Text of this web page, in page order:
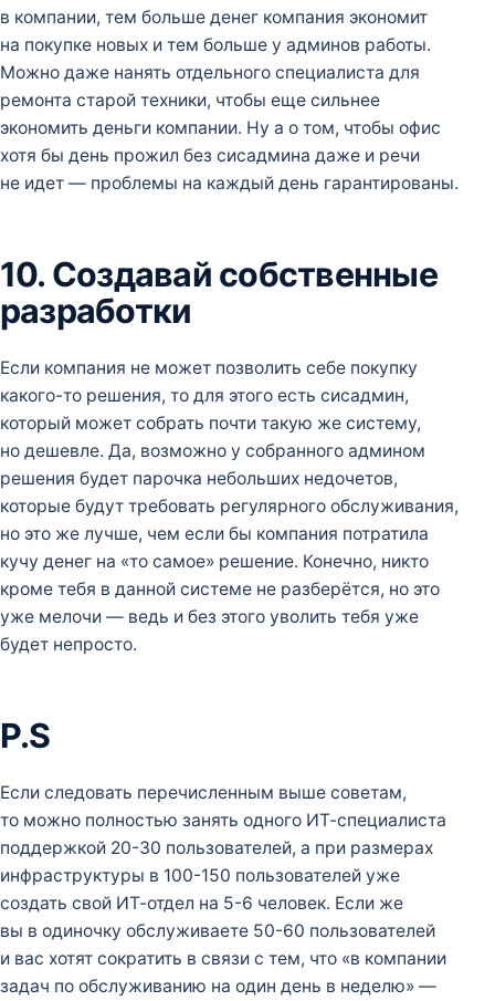
в компании, тем больше денег компания экономит
на покупке новых и тем больше у админов работы.
Можно даже нанять отдельного специалиста для
ремонта старой техники, чтобы еще сильнее
экономить деньги компании. Ну а о том, чтобы офис
хотя бы день прожил без сисадмина даже и речи
не идет — проблемы на каждый день гарантированы.
10. Создавай собственные
разработки
Если компания не может позволить себе покупку
какого-то решения, то для этого есть сисадмин,
который может собрать почти такую же систему,
но дешевле. Да, возможно у собранного админом
решения будет парочка небольших недочетов,
которые будут требовать регулярного обслуживания,
но это же лучше, чем если бы компания потратила
кучу денег на «то самое» решение. Конечно, никто
кроме тебя в данной системе не разберётся, но это
уже мелочи — ведь и без этого уволить тебя уже
будет непросто.
P.S
Если следовать перечисленным выше советам,
то можно полностью занять одного ИТ-специалиста
поддержкой 20-30 пользователей, а при размерах
инфраструктуры в 100-150 пользователей уже
создать свой ИТ-отдел на 5-6 человек. Если же
вы в одиночку обслуживаете 50-60 пользователей
и вас хотят сократить в связи с тем, что «в компании
задач по обслуживанию на один день в неделю» —